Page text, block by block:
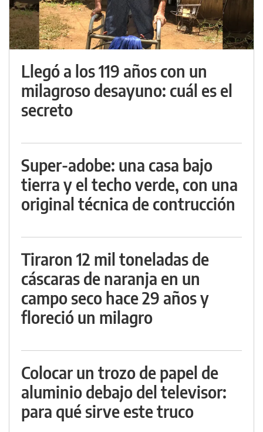
Llegó a los 119 años con un
milagroso desayuno: cuál es el
secreto
Super-adobe: una casa bajo
tierra y el techo verde, con una
original técnica de contrucción
Tiraron 12 mil toneladas de
cáscaras de naranja en un
campo seco hace 29 años y
floreció un milagro
Colocar un trozo de papel de
aluminio debajo del televisor:
para qué sirve este truco